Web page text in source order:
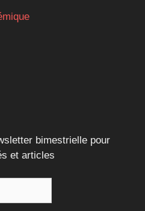
bimestrielle pour
et articles